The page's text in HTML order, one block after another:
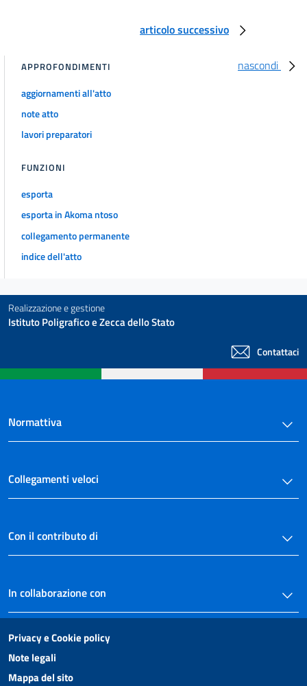
articolo successivo
nascondi
APPROFONDIMENTI
aggiornamenti all'atto
note atto
lavori preparatori
FUNZIONI
esporta
esporta in Akoma ntoso
collegamento permanente
indice dell'atto
Realizzazione e gestione
Istituto Poligrafico e Zecca dello Stato
Contattaci
Normattiva
Collegamenti veloci
Con il contributo di
In collaborazione con
Privacy e Cookie policy
Note legali
Mappa del sito